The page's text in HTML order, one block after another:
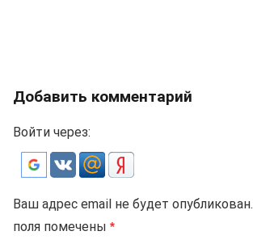
Добавить комментарий
Войти через:
Ваш адрес email не будет опубликован.
поля помечены *